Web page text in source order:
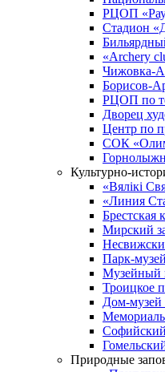
РЦОП
Стадион
«Archery
Чижовка-
Борисов-
РЦОП по
Дворец
Центр по
СОК
Культурно-
«Вялікі
«Линия
Брестская
Мирский
Парк-
Музейный
Троицкое
Дом-
Природные